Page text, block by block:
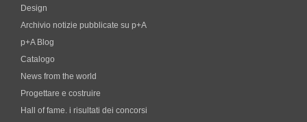
Design
Archivio notizie pubblicate su p+A
p+A Blog
Catalogo
News from the world
Progettare e costruire
Hall of fame. i risultati dei concorsi